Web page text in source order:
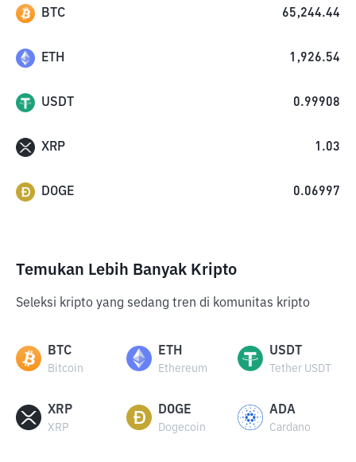
BTC 65,244.44
ETH 1,926.54
USDT 0.99908
XRP 1.03
DOGE 0.06997
Temukan Lebih Banyak Kripto
Seleksi kripto yang sedang tren di komunitas kripto
BTC
Bitcoin
ETH
Ethereum
USDT
Tether USDT
XRP
XRP
DOGE
Dogecoin
ADA
Cardano